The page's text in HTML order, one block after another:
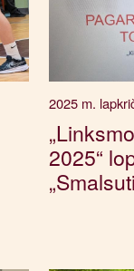
2025 m.
2025“